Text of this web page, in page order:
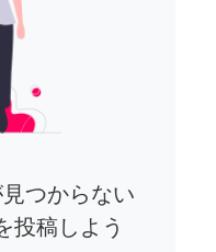
つからない
投稿しよう